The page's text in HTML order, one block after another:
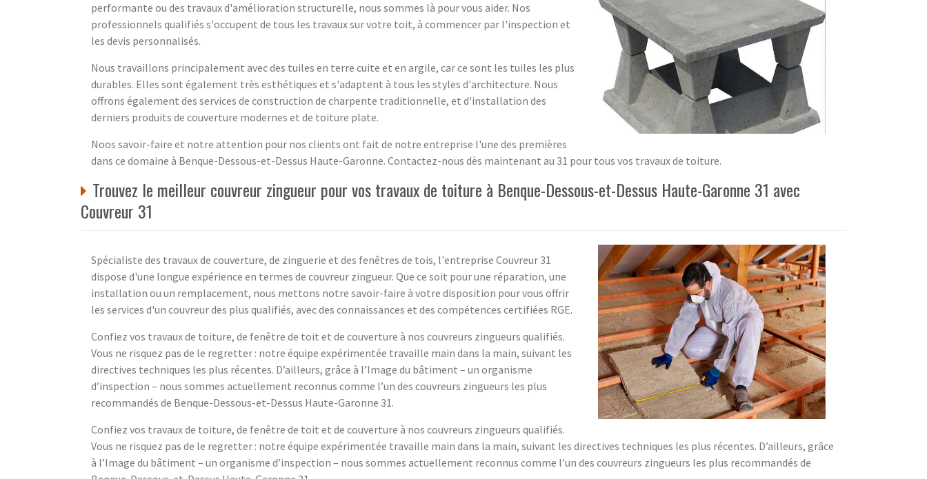
performante ou des travaux d'amélioration structurelle, nous sommes là pour vous aider. Nos
professionnels qualifiés s'occupent de tous les travaux sur votre toit, à commencer par l'inspection et
les devis personnalisés.
Nous travaillons principalement avec des tuiles en terre cuite et en argile, car ce sont les tuiles les plus
durables. Elles sont également très esthétiques et s'adaptent à tous les styles d'architecture. Nous
offrons également des services de construction de charpente traditionnelle, et d'installation des
derniers produits de couverture modernes et de toiture plate.
Noos savoir-faire et notre attention pour nos clients ont fait de notre entreprise l'une des premières
dans ce domaine à Benque-Dessous-et-Dessus Haute-Garonne. Contactez-nous dès maintenant au 31 pour tous vos travaux de toiture.
Trouvez le meilleur couvreur zingueur pour vos travaux de toiture à Benque-Dessous-et-Dessus Haute-Garonne 31 avec
Couvreur 31
Spécialiste des travaux de couverture, de zinguerie et des fenêtres de tois, l'entreprise Couvreur 31
dispose d'une longue expérience en termes de couvreur zingueur. Que ce soit pour une réparation, une
installation ou un remplacement, nous mettons notre savoir-faire à votre disposition pour vous offrir
les services d'un couvreur des plus qualifiés, avec des connaissances et des compétences certifiées RGE.
Confiez vos travaux de toiture, de fenêtre de toit et de couverture à nos couvreurs zingueurs qualifiés.
Vous ne risquez pas de le regretter : notre équipe expérimentée travaille main dans la main, suivant les
directives techniques les plus récentes. D’ailleurs, grâce à l’Image du bâtiment – un organisme
d’inspection – nous sommes actuellement reconnus comme l’un des couvreurs zingueurs les plus
recommandés de Benque-Dessous-et-Dessus Haute-Garonne 31.
Confiez vos travaux de toiture, de fenêtre de toit et de couverture à nos couvreurs zingueurs qualifiés.
Vous ne risquez pas de le regretter : notre équipe expérimentée travaille main dans la main, suivant les directives techniques les plus récentes. D’ailleurs, grâce
à l’Image du bâtiment – un organisme d’inspection – nous sommes actuellement reconnus comme l’un des couvreurs zingueurs les plus recommandés de